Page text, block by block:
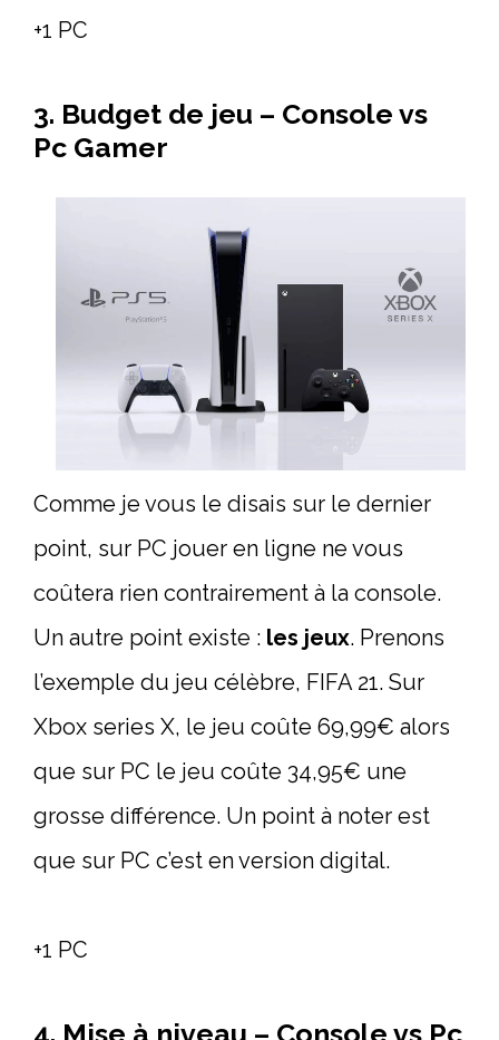
+1 PC
3. Budget de jeu – Console vs
Pc Gamer
Comme je vous le disais sur le dernier
point, sur PC jouer en ligne ne vous
coûtera rien contrairement à la console.
Un autre point existe : les jeux. Prenons
l’exemple du jeu célèbre, FIFA 21. Sur
Xbox series X, le jeu coûte 69,99€ alors
que sur PC le jeu coûte 34,95€ une
grosse différence. Un point à noter est
que sur PC c’est en version digital.
+1 PC
4. Mise à niveau – Console vs Pc